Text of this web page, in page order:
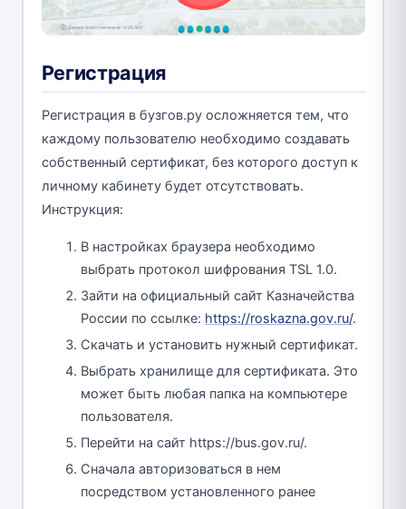
Регистрация
Регистрация в бузгов.ру осложняется тем, что
каждому пользователю необходимо создавать
собственный сертификат, без которого доступ к
личному кабинету будет отсутствовать.
Инструкция:
В настройках браузера необходимо
выбрать протокол шифрования TSL 1.0.
Зайти на официальный сайт Казначейства
России по ссылке: https://roskazna.gov.ru/.
Скачать и установить нужный сертификат.
Выбрать хранилище для сертификата. Это
может быть любая папка на компьютере
пользователя.
Перейти на сайт https://bus.gov.ru/.
Сначала авторизоваться в нем
посредством установленного ранее